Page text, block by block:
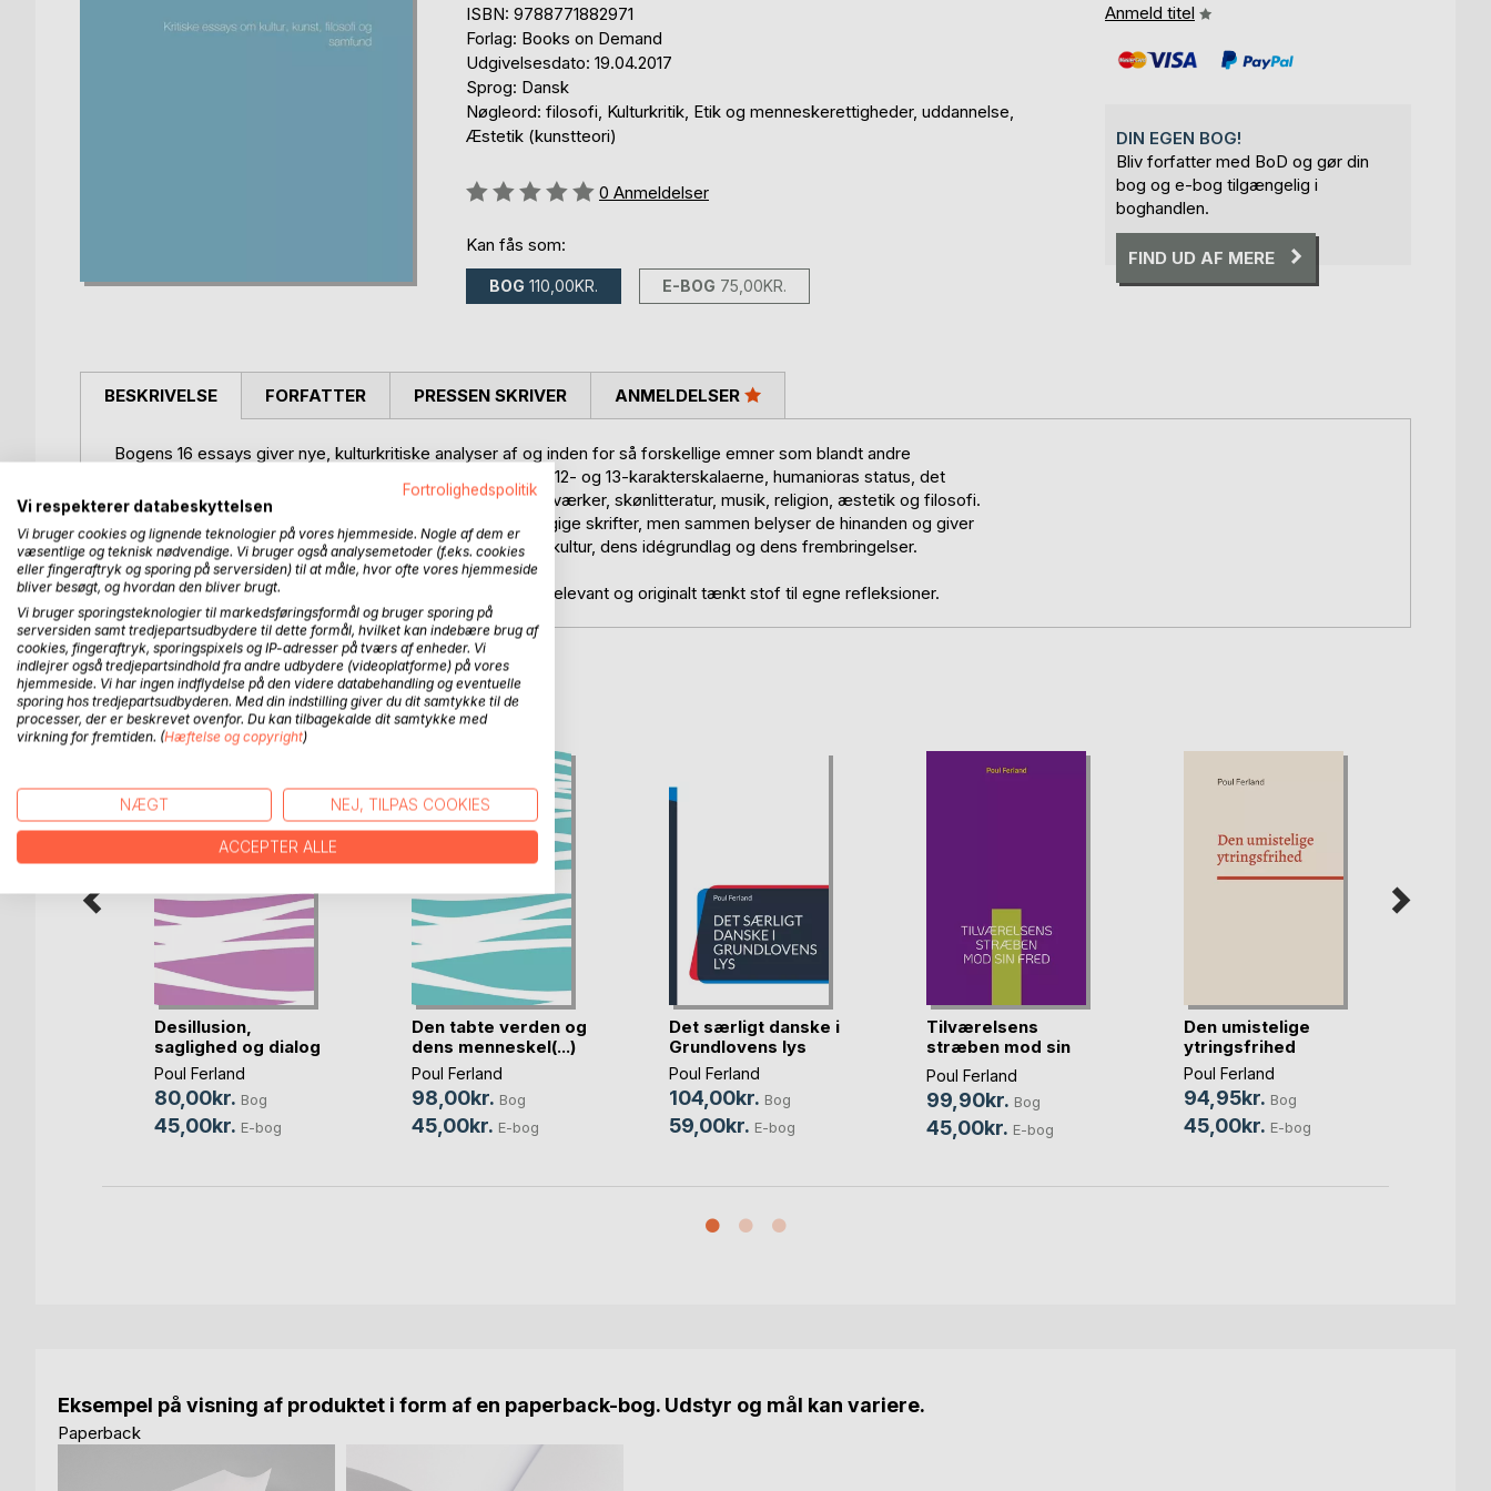
ISBN: 9788771882971
Forlag: Books on Demand
Udgivelsesdato: 19.04.2017
Sprog: Dansk
Nøgleord: filosofi, Kulturkritik, Etik og menneskerettigheder, uddannelse,
Æstetik (kunstteori)
Anmeldelse::
0 Anmeldelser
Kan fås som:
BOG 110,00KR. E-BOG 75,00KR.
Anmeld titel
DIN EGEN BOG!
Bliv forfatter med BoD og gør din
bog og e-bog tilgængelig i
boghandlen.
FIND UD AF MERE
BESKRIVELSE
Bogens 16 essays giver nye, kulturkritiske analyser af og inden for så forskellige emner som blandt andre
almengyldig moral, menneskerettighedernes idégrundlag, 12- og 13-karakterskalaerne, humanioras status, det
populære værdibegreb, kunstmuseernes rolle, billedkunstværker, skønlitteratur, musik, religion, æstetik og filosofi.
Artiklerne er hver især selvstændige, af hinanden uafhængige skrifter, men sammen belyser de hinanden og giver
læseren nye vinkler på især den hjemlige og den vestlige kultur, dens idégrundlag og dens frembringelser.
En central hensigt med bogen er at give læseren aktuelt, relevant og originalt tænkt stof til egne refleksioner.
FORFATTER PRESSEN SKRIVER ANMELDELSER
FLERE TITLER HOSBoD
Desillusion,
saglighed og dialog
Poul Ferland
80,00kr. Bog
45,00kr. E-bog
Den tabte verden og
dens menneskel(...)
Poul Ferland
98,00kr. Bog
45,00kr. E-bog
Det særligt danske i
Grundlovens lys
Poul Ferland
104,00kr. Bog
59,00kr. E-bog
Tilværelsens
stræben mod sin
fred
Poul Ferland
99,90kr. Bog
45,00kr. E-bog
Den umistelige
ytringsfrihed
Poul Ferland
94,95kr. Bog
45,00kr. E-bog
Eksempel på visning af produktet i form af en paperback-bog. Udstyr og mål kan variere.
Paperback
Fortrolighedspolitik
Vi respekterer databeskyttelsen
Vi bruger cookies og lignende teknologier på vores hjemmeside. Nogle af dem er
væsentlige og teknisk nødvendige. Vi bruger også analysemetoder (f.eks. cookies
eller fingeraftryk og sporing på serversiden) til at måle, hvor ofte vores hjemmeside
bliver besøgt, og hvordan den bliver brugt.
Vi bruger sporingsteknologier til markedsføringsformål og bruger sporing på
serversiden samt tredjepartsudbydere til dette formål, hvilket kan indebære brug af
cookies, fingeraftryk, sporingspixels og IP-adresser på tværs af enheder. Vi
indlejrer også tredjepartsindhold fra andre udbydere (videoplatforme) på vores
hjemmeside. Vi har ingen indflydelse på den videre databehandling og eventuelle
sporing hos tredjepartsudbyderen. Med din indstilling giver du dit samtykke til de
processer, der er beskrevet ovenfor. Du kan tilbagekalde dit samtykke med
virkning for fremtiden. (Hæftelse og copyright)
NÆGT NEJ, TILPAS COOKIES
ACCEPTER ALLE